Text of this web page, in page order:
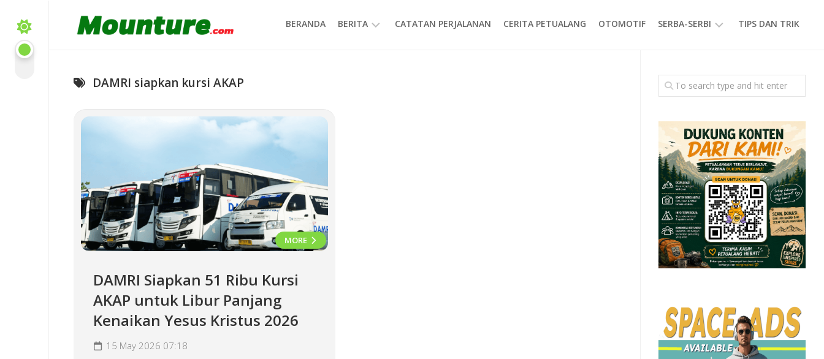
content
BERANDA BERITA CATATAN PERJALANAN CERITA PETUALANG OTOMOTIF SERBA-SERBI
GAYA
HIDUP
TIPS DAN TRIK
DAMRI siapkan kursi AKAP
MORE
DAMRI Siapkan 51 Ribu Kursi
AKAP untuk Libur Panjang
Kenaikan Yesus Kristus 2026
15 May 2026 07:18